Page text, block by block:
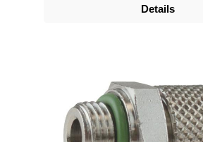
Details